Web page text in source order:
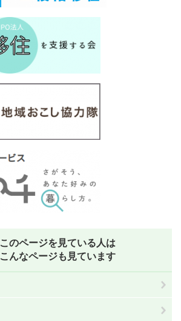
このページを見ている人は
こんなページも見ています